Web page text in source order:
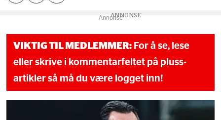
Annonse
VIKTIG TIL MEDLEMMER: For å se, lese
eller skrive i kommentarfeltet på pluss-
artikler så må du være logget inn!